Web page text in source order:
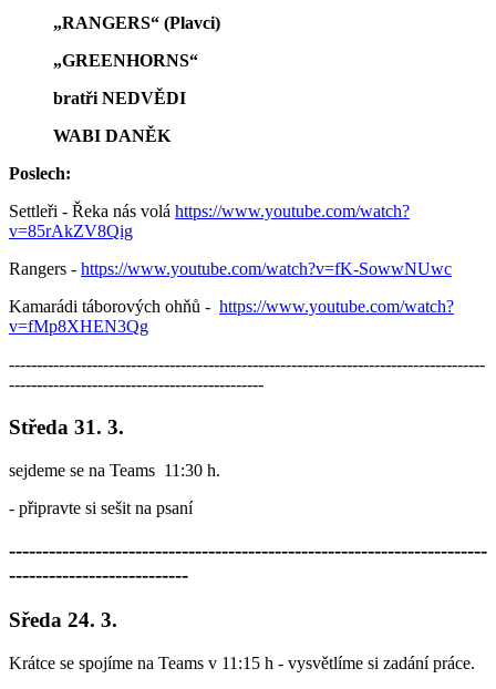
„RANGERS“ (Plavci)
„GREENHORNS“
bratři NEDVĚDI
WABI DANĚK
Poslech:
Settleři - Řeka nás volá https://www.youtube.com/watch?
v=85rAkZV8Qig
Rangers - https://www.youtube.com/watch?v=fK-SowwNUwc
Kamarádi táborových ohňů - https://www.youtube.com/watch?
v=fMp8XHEN3Qg
--------------------------------------------------------------------------------------
----------------------------------------------
Středa 31. 3.
sejdeme se na Teams 11:30 h.
- připravte si sešit na psaní
------------------------------------------------------------------------
---------------------------
Sředa 24. 3.
Krátce se spojíme na Teams v 11:15 h - vysvětlíme si zadání práce.